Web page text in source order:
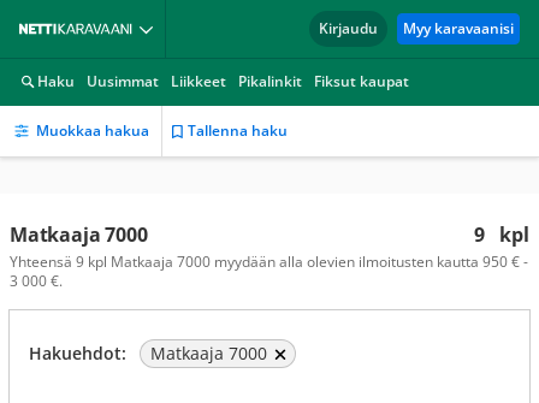
Kirjaudu Myy karavaanisi
Haku Uusimmat Liikkeet Pikalinkit Fiksut kaupat
Muokkaa hakua Tallenna haku
9 kpl
Matkaaja 7000
Yhteensä 9 kpl Matkaaja 7000 myydään alla olevien ilmoitusten kautta 950 € -
3 000 €.
Hakuehdot: Matkaaja 7000